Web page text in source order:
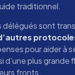
traditionnel.
délégués sont
pour aider à
d’une plus grande
fronts.